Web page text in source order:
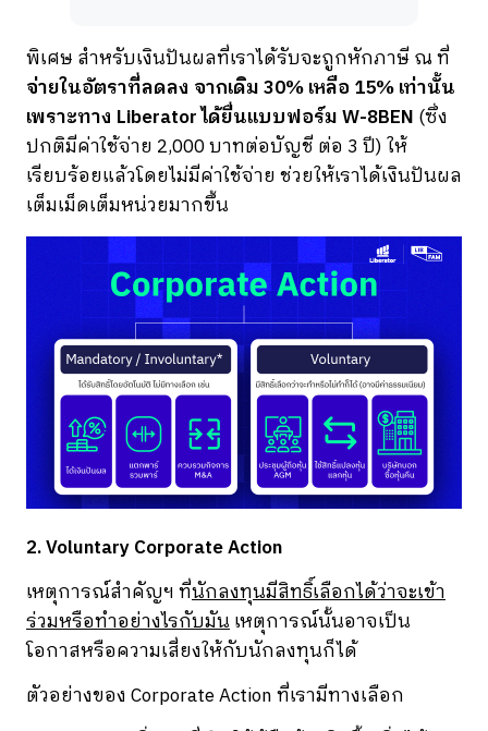
พิเศษ สำหรับเงินปันผลที่เราได้รับจะถูกหักภาษี ณ ที่
จ่ายในอัตราที่ลดลง จากเดิม 30% เหลือ 15% เท่านั้น
เพราะทาง Liberator ได้ยื่นแบบฟอร์ม W-8BEN (ซึ่ง
ปกติมีค่าใช้จ่าย 2,000 บาทต่อบัญชี ต่อ 3 ปี) ให้
เรียบร้อยแล้วโดยไม่มีค่าใช้จ่าย ช่วยให้เราได้เงินปันผล
เต็มเม็ดเต็มหน่วยมากขึ้น
2. Voluntary Corporate Action
เหตุการณ์สำคัญฯ ที่นักลงทุนมีสิทธิ์เลือกได้ว่าจะเข้า
ร่วมหรือทำอย่างไรกับมันเหตุการณ์นั้นอาจเป็น
โอกาสหรือความเสี่ยงให้กับนักลงทุนก็ได้
ตัวอย่างของ Corporate Action ที่เรามีทางเลือก